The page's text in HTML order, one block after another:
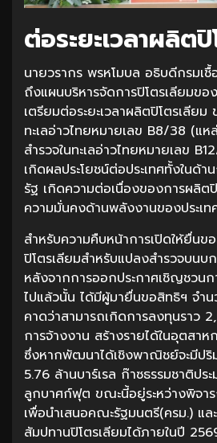
ต่อระยะเวลาผลิต
นายวรากร พรหโมบล อธิบดีกรมเชื้
ถึงแผนบริหารจัดการปิโตรเลียมขอ
เตรียมต่อระยะเวลาผลิตปิโตรเลียม
ทะเลอ่าวไทยหมายเลข B8/38 (แ
สำรวจในทะเลอ่าวไทยหมายเลข
เกิดผลประโยชน์ต่อประเทศทั้งในด้า
รัฐ เกิดความต่อเนื่องของการผลิต
ความมั่นคงด้านพลังงานของประเท
สำหรับความคืบหน้าการเปิดให้ยื่นข
ปิโตรเลียมสำหรับแปลงสำรวจบน
หลังจากการออกประกาศเชิญชวนก
ไปแล้วนั้น ได้มีผู้มายื่นขอสิทธิฯ จำ
คาดว่าสามารถเกิดการลงทุนราว
การจ้างงาน สร้างรายได้ในอุตสาห
ซึ่งหากพัฒนาได้เชิงพาณิชย์จะมีป
5.76 ล้านบาร์เรล ก๊าซธรรมชาติป
ลูกบาศก์ฟุต ขณะนี้อยู่ระหว่างพิจา
เพื่อนำเสนอคณะรัฐมนตรี(ครม.) แล
สัมปทานปิโตรเลียมได้ภายในปี